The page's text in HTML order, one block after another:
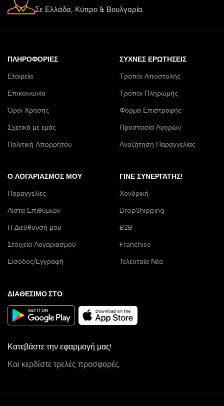
Σε Ελλάδα, Κύπρο & Βουλγαρία.
ΠΛΗΡΟΦΟΡΊΕΣ
Εταιρεία
Επικοινωνία
Όροι Χρήσης
Σχετικά με εμάς
Πολιτική Απορρήτου
ΣΥΧΝΈΣ ΕΡΩΤΉΣΕΙΣ
Τρόποι Αποστολής
Τρόποι Πληρωμής
Φόρμα Επιστροφής
Προστασία Αγορών
Αναζήτηση Παραγγελίας
Ο ΛΟΓΑΡΙΑΣΜΌΣ ΜΟΥ
Παραγγελίες
Λίστα Επιθυμιών
Η Διεύθυνση μου
Στοιχεία Λογαριασμού
Είσοδος/Εγγραφή
ΓΊΝΕ ΣΥΝΕΡΓΆΤΗΣ!
Χονδρική
DropShipping
B2B
Franchise
Τελευταία Νέα
ΔΙΑΘΕΣΙΜΟ ΣΤΟ:
Κατεβάστε την εφαρμογή μας!
Και κερδίστε τρελές προσφορές.